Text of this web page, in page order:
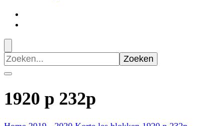
Zoeken
naar:
1920 p 232p